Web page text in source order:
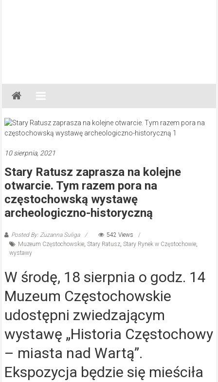
Gazeta
Regionalna
Częstochowa,
Kłobuck,
Myszków
10 sierpnia, 2021
Stary Ratusz zaprasza na kolejne
otwarcie. Tym razem pora na
częstochowską wystawę
archeologiczno-historyczną
Posted By: Zuzanna Suliga
542 Views
Muzeum Częstochowskie, Stary Ratusz, Stary Rynek w Częstochowie,
wystawy
W środę, 18 sierpnia o godz. 14
Muzeum Częstochowskie
udostępni zwiedzającym
wystawę „Historia Częstochowy
– miasta nad Wartą”.
Ekspozycja będzie się mieściła